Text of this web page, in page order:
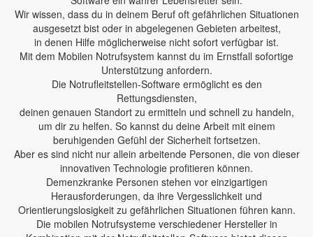
Wir wissen, dass du in deinem Beruf oft gefährlichen Situationen
ausgesetzt bist oder in abgelegenen Gebieten arbeitest,
in denen Hilfe möglicherweise nicht sofort verfügbar ist.
Mit dem Mobilen Notrufsystem kannst du im Ernstfall sofortige
Unterstützung anfordern.
Die Notrufleitstellen-Software ermöglicht es den
Rettungsdiensten,
deinen genauen Standort zu ermitteln und schnell zu handeln,
um dir zu helfen. So kannst du deine Arbeit mit einem
beruhigenden Gefühl der Sicherheit fortsetzen.
Aber es sind nicht nur allein arbeitende Personen, die von dieser
innovativen Technologie profitieren können.
Demenzkranke Personen stehen vor einzigartigen
Herausforderungen, da ihre Vergesslichkeit und
Orientierungslosigkeit zu gefährlichen Situationen führen kann.
Die mobilen Notrufsysteme verschiedener Hersteller in